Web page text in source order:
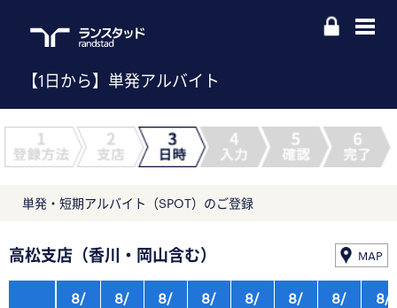
【1日から】単発アルバイト
単発・短期アルバイト（SPOT）のご登録
高松支店（香川・岡山含む） MAP
8/
8/
8/
8/
8/
8/
8/
8/